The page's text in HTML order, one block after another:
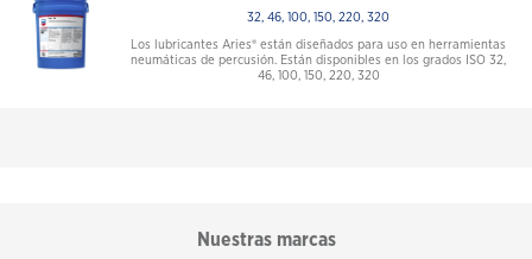
32, 46, 100, 150, 220, 320
Los lubricantes Aries® están diseñados para uso en herramientas
neumáticas de percusión. Están disponibles en los grados ISO 32,
46, 100, 150, 220, 320
Nuestras marcas